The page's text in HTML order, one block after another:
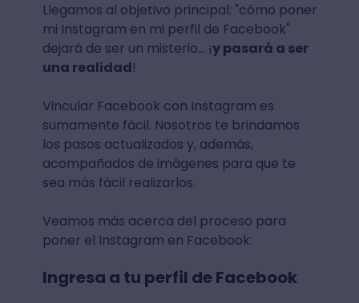
Llegamos al objetivo principal: "cómo poner
mi Instagram en mi perfil de Facebook"
dejará de ser un misterio... ¡y pasará a ser
una realidad!
Vincular Facebook con Instagram es
sumamente fácil. Nosotros te brindamos
los pasos actualizados y, además,
acompañados de imágenes para que te
sea más fácil realizarlos.
Veamos más acerca del proceso para
poner el Instagram en Facebook:
Ingresa a tu perfil de Facebook